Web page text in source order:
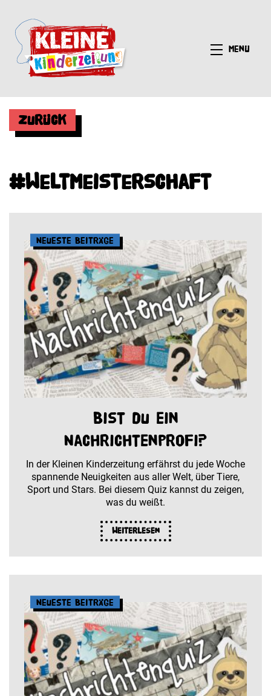
Menü
Zurück
#Weltmeisterschaft
Neueste Beiträge
Bist du ein
Nachrichtenprofi?
In der Kleinen Kinderzeitung erfährst du jede Woche
spannende Neuigkeiten aus aller Welt, über Tiere,
Sport und Stars. Bei diesem Quiz kannst du zeigen,
was du weißt.
Weiterlesen
Neueste Beiträge